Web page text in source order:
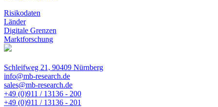
Risikodaten
Länder
Digitale Grenzen
Marktforschung
Schleifweg 21, 90409 Nürnberg
info@mb-research.de
sales@mb-research.de
+49 (0)911 / 13136 - 200
+49 (0)911 / 13136 - 201